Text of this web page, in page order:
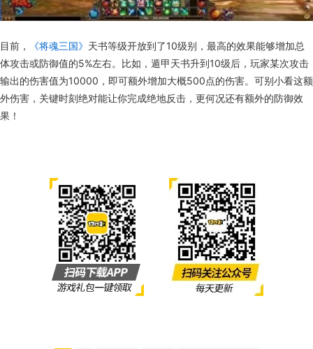
目前， 《将魂三国》 天书等级开放到了10级别，最高的效果能够增加总
体攻击或防御值的5%左右。比如，遁甲天书升到10级后，玩家某次攻击
输出的伤害值为10000，即可额外增加大概500点的伤害。可别小看这额
外伤害，关键时刻绝对能让你完成绝地反击，更何况还有额外的防御效
果！